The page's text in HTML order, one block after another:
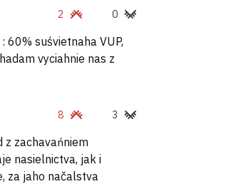
2 0
60% suśvietnaha VUP,
vyciahnie nas z
8 3
zachavańniem
nasielnictva, jak i
za jaho načalstva